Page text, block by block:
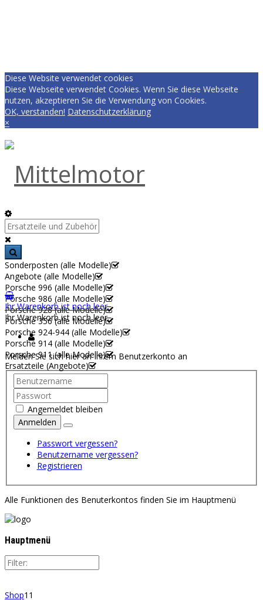
Diese Website verwendet cookies
Diese Webseite verwendet Cookies. Wenn Sie diese Webseite
nutzen, akzeptieren Sie die Verwendung von Cookies.
OK, verstanden! Datenschutzerklärung
×
Sonderposten (alle Modelle)
Angebote (alle Modelle)
Porsche 996 (alle Modelle)
Porsche 986 (alle Modelle)
Porsche 928 (alle Modelle)
Porsche 356 (alle Modelle)
Porsche 924-944 (alle Modelle)
Porsche 914 (alle Modelle)
Porsche 911 (alle Modelle)
Ersatzteile (Angebote)
Ihr Warenkorb ist noch leer.
Ihr Warenkorb ist noch leer.
Melden Sie sich hier an Ihrem Benutzerkonto an
Angemeldet bleiben
Anmelden
Passwort vergessen?
Benutzername vergessen?
Registrieren
Alle Funktionen des Benuterkontos finden Sie im Hauptmenü
Hauptmenü
Shop11